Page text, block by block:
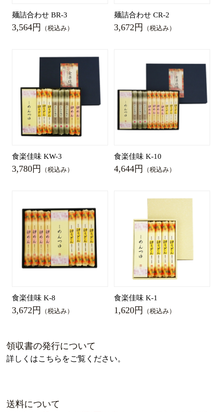
麺詰合わせ BR-3
3,564円 （税込み）
麺詰合わせ CR-2
3,672円 （税込み）
食楽佳味 KW-3
3,780円 （税込み）
食楽佳味 K-10
4,644円 （税込み）
食楽佳味 K-8
3,672円 （税込み）
食楽佳味 K-1
1,620円 （税込み）
領収書の発行について
詳しくはこちらをご覧ください。
送料について